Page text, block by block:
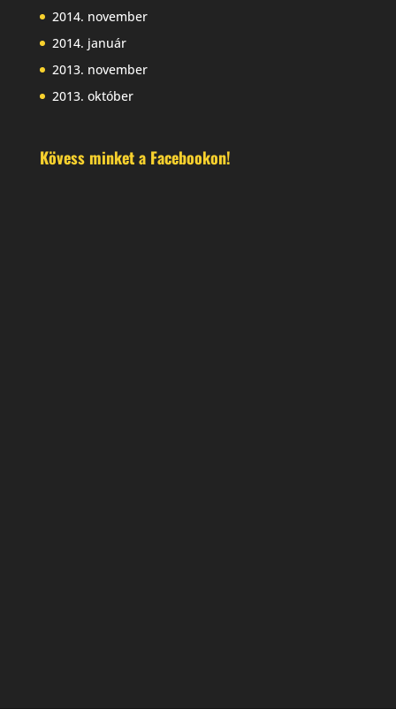
2014. november
2014. január
2013. november
2013. október
Kövess minket a Facebookon!